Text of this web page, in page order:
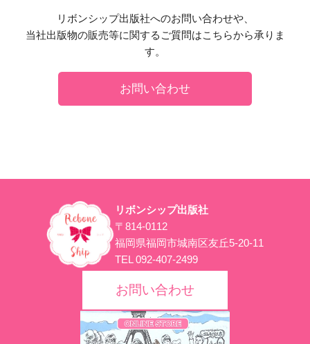
リボンシップ出版社へのお問い合わせや、
当社出版物の販売等に関するご質問はこちらから承りま
す。
お問い合わせ
リボンシップ出版社
〒814-0112
福岡県福岡市城南区友丘5-20-11
TEL 092-407-2499
お問い合わせ